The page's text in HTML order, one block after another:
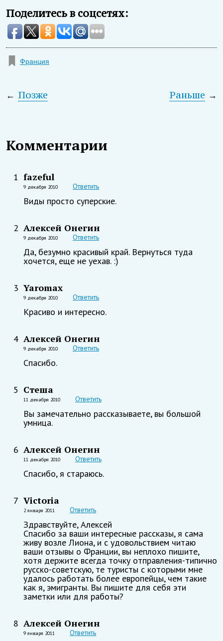
Поделитесь в соцсетях:
Франция
← Позже →
Раньше
Комментарии
1 fazeful
9 декабря 2010 Ответить
Виды просто суперские.
2 Алексей Онегин
9 декабря 2010 Ответить
Да, безумно красивый край. Вернуться туда
хочется, еще не уехав. :)
3 Yaromax
9 декабря 2010 Ответить
Красиво и интересно.
4 Алексей Онегин
9 декабря 2010 Ответить
Спасибо.
5 Стеша
11 декабря 2010 Ответить
Вы замечательно рассказываете, вы большой
умница.
6 Алексей Онегин
11 декабря 2010 Ответить
Спасибо, я стараюсь.
7 Victoria
2 января 2011 Ответить
Здравствуйте, Алексей
Спасибо за ваши интересные рассказы, я сама
живу возле Лиона, и с удовольствием читаю
ваши отзывы о Франции, вы неплохо пишите,
хотя держите всегда точку отправления-типично
русско-советскую, те туристы с которыми мне
удалось работать более европейцы, чем такие
как я, эмигранты. Вы пишите для себя эти
заметки или для работы?
8 Алексей Онегин
9 января 2011 Ответить